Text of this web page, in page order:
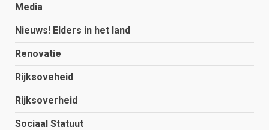
Media
Nieuws! Elders in het land
Renovatie
Rijksoveheid
Rijksoverheid
Sociaal Statuut